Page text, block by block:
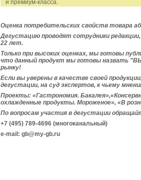
и премиум-класса.
Оценка потребительских свойств товара
Дегустацию проводят сотрудники
22 лет.
Только при высоких оценках, мы готовы
что данный продукт мы готовы назвать
рынку!
Если вы уверены в качестве своей
дегустации, на суд экспертов, к чьему
Проекты: «Гастрономия. Бакалея»,
охлажденные продукты. Мороженое», «В
По вопросам участия в дегустации
+7 (495) 789-4696 (многоканальный)
e-mail: gb@my-gb.ru